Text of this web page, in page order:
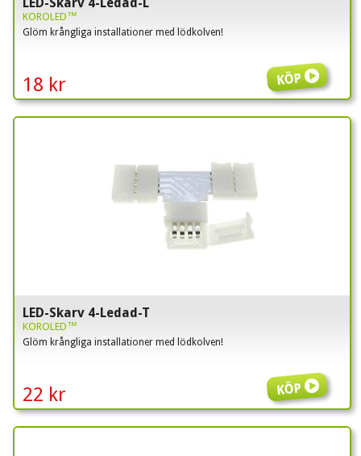
18 kr
KOROLED™
Glöm krångliga installationer med lödkolven!
Köp
LED-Skarv 4-Ledad-T
22 kr
KOROLED™
Glöm krångliga installationer med lödkolven!
Köp